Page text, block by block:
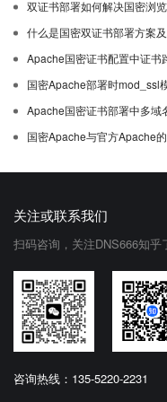
双证书部署如何解决国密浏
什么是国密双证书部署方案
Apache国密证书配置中证书
国密Apache部署时mod_ssl
Apache国密证书部署中多域
国密Apache与官方Apache
关注或联系我们
扫码咨询，关注DNS666知
咨询热线：135-5220-2231